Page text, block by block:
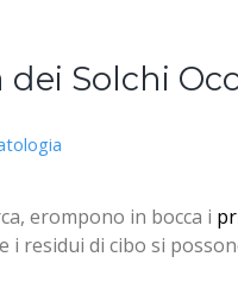
Solchi
erompono in bocca i
i residui di cibo si